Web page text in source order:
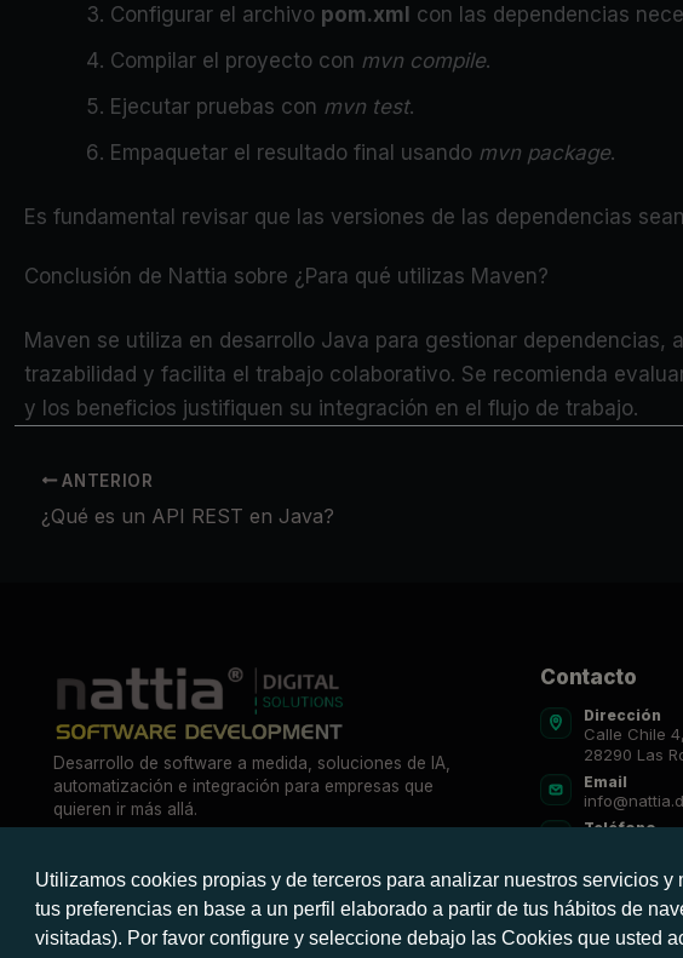
Configurar el archivo pom.xml con las dependencias
Compilar el proyecto con mvn compile.
Ejecutar pruebas con mvn test.
Empaquetar el resultado final usando mvn package.
Es fundamental revisar que las versiones de las dependencias
Conclusión de Nattia sobre ¿Para qué utilizas Maven?
Maven se utiliza en desarrollo Java para gestionar
trazabilidad y facilita el trabajo colaborativo. Se recomienda
y los beneficios justifiquen su integración en el flujo de trabajo.
ANTERIOR
¿Qué es un API REST en Java?
Desarrollo de software a medida, soluciones de IA,
automatización e integración para empresas que
quieren ir más allá.
Contacto
Dirección
Calle Chile
28290 Las
Email
Teléfono
Utilizamos cookies propias y de terceros para analizar nuestros servicios
tus preferencias en base a un perfil elaborado a partir de tus hábitos de
visitadas). Por favor configure y seleccione debajo las Cookies que usted